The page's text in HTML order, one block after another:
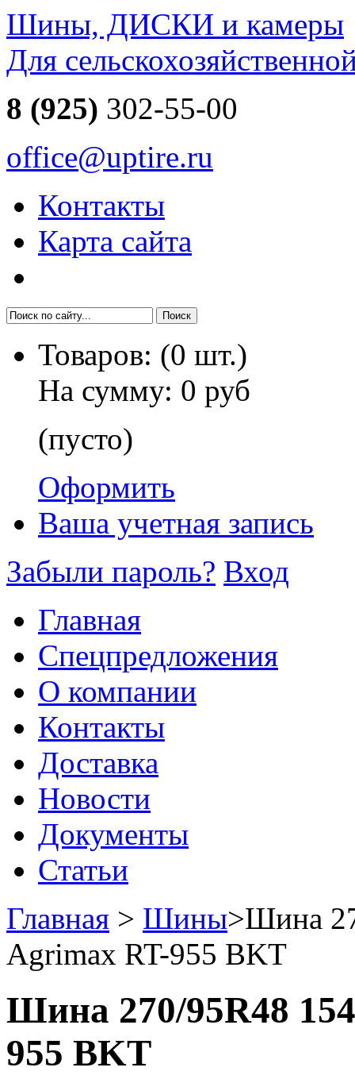
Шины, ДИСКИ и камеры
Для
8 (925) 302-55-00
office@uptire.ru
Контакты
Карта сайта
Товаров: (0 шт.)
На сумму: 0 руб
(пусто)
Оформить
Ваша учетная запись
Забыли пароль? Вход
Главная
Спецпредложения
О компании
Контакты
Доставка
Новости
Документы
Статьи
Главная > Шины>Шина
Agrimax RT-955 BKT
Шина 270/95R48
955 BKT